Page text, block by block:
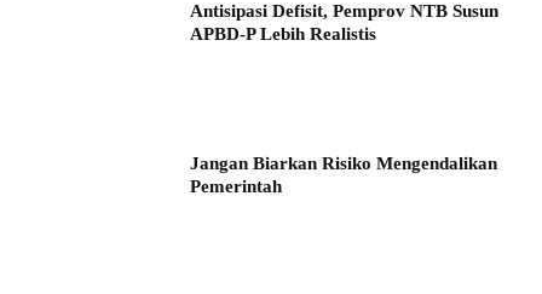
Antisipasi Defisit, Pemprov NTB Susun
APBD-P Lebih Realistis
Jangan Biarkan Risiko Mengendalikan
Pemerintah